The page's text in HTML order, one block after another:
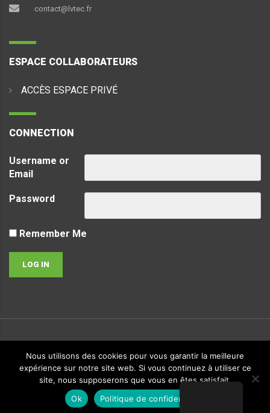
contact@lvtec.fr
ESPACE COLLABORATEURS
ACCÈS ESPACE PRIVÉ
CONNECTION
Username or
Email
Password
Remember Me
confidentialité-Mentions Légales
Creaplus Communications
Nous utilisons des cookies pour vous garantir la meilleure
expérience sur notre site web. Si vous continuez à utiliser ce
site, nous supposerons que vous en êtes satisfait.
Ok
Politique de confidentialité